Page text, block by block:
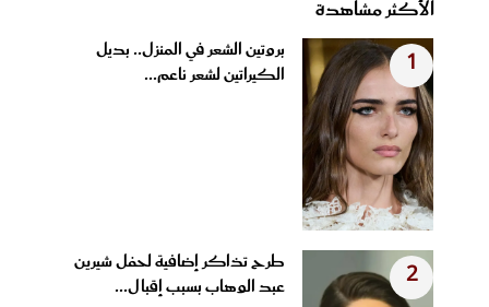
الأكثر مشاهدة
1
بروتين الشعر في المنزل.. بديل
الكيراتين لشعر ناعم...
2
طرح تذاكر إضافية لحفل شيرين
عبد الوهاب بسبب إقبال...